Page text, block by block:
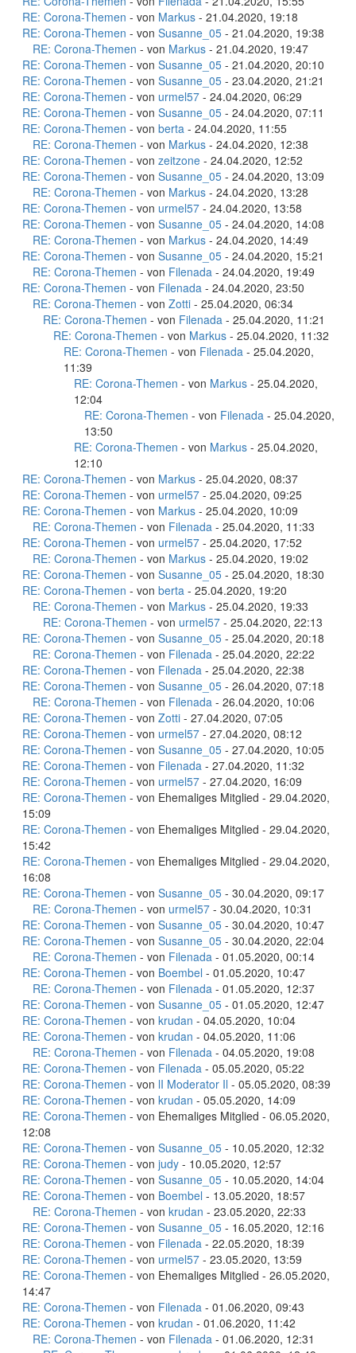
RE: Corona-Themen - von Markus - 21.04.2020, 19:18
RE: Corona-Themen - von Susanne_05 - 21.04.2020, 19:38
RE: Corona-Themen - von Markus - 21.04.2020, 19:47
RE: Corona-Themen - von Susanne_05 - 21.04.2020, 20:10
RE: Corona-Themen - von Susanne_05 - 23.04.2020, 21:21
RE: Corona-Themen - von urmel57 - 24.04.2020, 06:29
RE: Corona-Themen - von Susanne_05 - 24.04.2020, 07:11
RE: Corona-Themen - von berta - 24.04.2020, 11:55
RE: Corona-Themen - von Markus - 24.04.2020, 12:38
RE: Corona-Themen - von zeitzone - 24.04.2020, 12:52
RE: Corona-Themen - von Susanne_05 - 24.04.2020, 13:09
RE: Corona-Themen - von Markus - 24.04.2020, 13:28
RE: Corona-Themen - von urmel57 - 24.04.2020, 13:58
RE: Corona-Themen - von Susanne_05 - 24.04.2020, 14:08
RE: Corona-Themen - von Markus - 24.04.2020, 14:49
RE: Corona-Themen - von Susanne_05 - 24.04.2020, 15:21
RE: Corona-Themen - von Filenada - 24.04.2020, 19:49
RE: Corona-Themen - von Filenada - 24.04.2020, 23:50
RE: Corona-Themen - von Zotti - 25.04.2020, 06:34
RE: Corona-Themen - von Filenada - 25.04.2020, 11:21
RE: Corona-Themen - von Markus - 25.04.2020, 11:32
RE: Corona-Themen - von Filenada - 25.04.2020,
11:39
RE: Corona-Themen - von Markus - 25.04.2020,
12:04
RE: Corona-Themen - von Filenada - 25.04.2020,
13:50
RE: Corona-Themen - von Markus - 25.04.2020,
12:10
RE: Corona-Themen - von Markus - 25.04.2020, 08:37
RE: Corona-Themen - von urmel57 - 25.04.2020, 09:25
RE: Corona-Themen - von Markus - 25.04.2020, 10:09
RE: Corona-Themen - von Filenada - 25.04.2020, 11:33
RE: Corona-Themen - von urmel57 - 25.04.2020, 17:52
RE: Corona-Themen - von Markus - 25.04.2020, 19:02
RE: Corona-Themen - von Susanne_05 - 25.04.2020, 18:30
RE: Corona-Themen - von berta - 25.04.2020, 19:20
RE: Corona-Themen - von Markus - 25.04.2020, 19:33
RE: Corona-Themen - von urmel57 - 25.04.2020, 22:13
RE: Corona-Themen - von Susanne_05 - 25.04.2020, 20:18
RE: Corona-Themen - von Filenada - 25.04.2020, 22:22
RE: Corona-Themen - von Filenada - 25.04.2020, 22:38
RE: Corona-Themen - von Susanne_05 - 26.04.2020, 07:18
RE: Corona-Themen - von Filenada - 26.04.2020, 10:06
RE: Corona-Themen - von Zotti - 27.04.2020, 07:05
RE: Corona-Themen - von urmel57 - 27.04.2020, 08:12
RE: Corona-Themen - von Susanne_05 - 27.04.2020, 10:05
RE: Corona-Themen - von Filenada - 27.04.2020, 11:32
RE: Corona-Themen - von urmel57 - 27.04.2020, 16:09
RE: Corona-Themen - von Ehemaliges Mitglied - 29.04.2020,
15:09
RE: Corona-Themen - von Ehemaliges Mitglied - 29.04.2020,
15:42
RE: Corona-Themen - von Ehemaliges Mitglied - 29.04.2020,
16:08
RE: Corona-Themen - von Susanne_05 - 30.04.2020, 09:17
RE: Corona-Themen - von urmel57 - 30.04.2020, 10:31
RE: Corona-Themen - von Susanne_05 - 30.04.2020, 10:47
RE: Corona-Themen - von Susanne_05 - 30.04.2020, 22:04
RE: Corona-Themen - von Filenada - 01.05.2020, 00:14
RE: Corona-Themen - von Boembel - 01.05.2020, 10:47
RE: Corona-Themen - von Filenada - 01.05.2020, 12:37
RE: Corona-Themen - von Susanne_05 - 01.05.2020, 12:47
RE: Corona-Themen - von krudan - 04.05.2020, 10:04
RE: Corona-Themen - von krudan - 04.05.2020, 11:06
RE: Corona-Themen - von Filenada - 04.05.2020, 19:08
RE: Corona-Themen - von Filenada - 05.05.2020, 05:22
RE: Corona-Themen - von lI Moderator Il - 05.05.2020, 08:39
RE: Corona-Themen - von krudan - 05.05.2020, 14:09
RE: Corona-Themen - von Ehemaliges Mitglied - 06.05.2020,
12:08
RE: Corona-Themen - von Susanne_05 - 10.05.2020, 12:32
RE: Corona-Themen - von judy - 10.05.2020, 12:57
RE: Corona-Themen - von Susanne_05 - 10.05.2020, 14:04
RE: Corona-Themen - von Boembel - 13.05.2020, 18:57
RE: Corona-Themen - von krudan - 23.05.2020, 22:33
RE: Corona-Themen - von Susanne_05 - 16.05.2020, 12:16
RE: Corona-Themen - von Filenada - 22.05.2020, 18:39
RE: Corona-Themen - von urmel57 - 23.05.2020, 13:59
RE: Corona-Themen - von Ehemaliges Mitglied - 26.05.2020,
14:47
RE: Corona-Themen - von Filenada - 01.06.2020, 09:43
RE: Corona-Themen - von krudan - 01.06.2020, 11:42
RE: Corona-Themen - von Filenada - 01.06.2020, 12:31